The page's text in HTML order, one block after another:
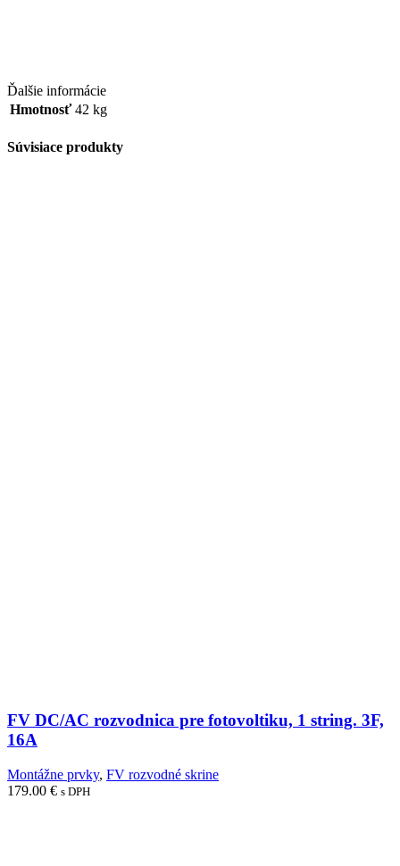
Ďalšie informácie
Hmotnosť 42 kg
Súvisiace produkty
FV DC/AC rozvodnica pre fotovoltiku, 1 string. 3F,
16A
Montážne prvky, FV rozvodné skrine
179.00 € s DPH